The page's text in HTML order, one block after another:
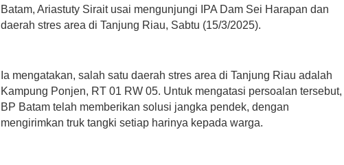
Batam, Ariastuty Sirait usai mengunjungi IPA Dam Sei Harapan dan
daerah stres area di Tanjung Riau, Sabtu (15/3/2025).
Ia mengatakan, salah satu daerah stres area di Tanjung Riau adalah
Kampung Ponjen, RT 01 RW 05. Untuk mengatasi persoalan tersebut,
BP Batam telah memberikan solusi jangka pendek, dengan
mengirimkan truk tangki setiap harinya kepada warga.